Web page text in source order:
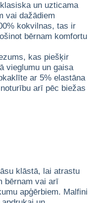
un uzticama
vai dažādiem
kokvilnas, tas ir
bērnam komfortu
kas piešķir
vieglumu un gaisa
ar 5% elastāna
arī pēc biežas
klāstā, lai atrastu
bērnam vai arī
apģērbiem. Malfini